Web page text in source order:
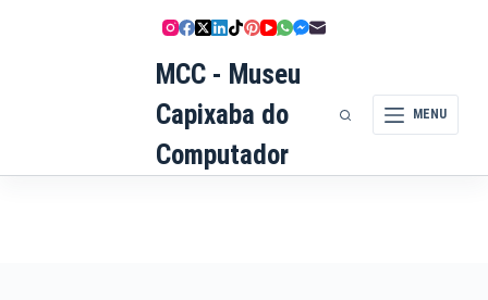
MCC - Museu
Capixaba do
Computador
MENU